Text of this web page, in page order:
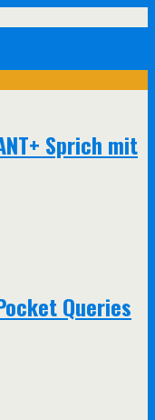
Sprich mit
Queries